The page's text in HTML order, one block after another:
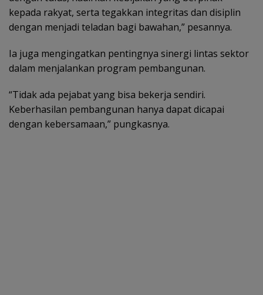
kepada rakyat, serta tegakkan integritas dan disiplin
dengan menjadi teladan bagi bawahan,” pesannya.
Ia juga mengingatkan pentingnya sinergi lintas sektor
dalam menjalankan program pembangunan.
“Tidak ada pejabat yang bisa bekerja sendiri.
Keberhasilan pembangunan hanya dapat dicapai
dengan kebersamaan,” pungkasnya.